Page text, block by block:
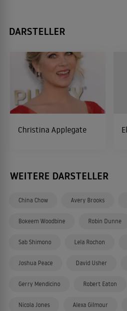
DARSTELLER
Christina Applegate
WEITERE DARSTELLER
China Chow Avery Brooks
Bokeem Woodbine Robin Dunne
Sab Shimono Lela Rochon
Joshua Peace David Usher
Gerry Mendicino Robert Eaton
Nicola Jones Alexa Gilmour